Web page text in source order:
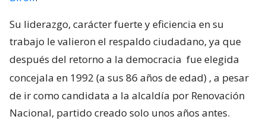
Su liderazgo, carácter fuerte y eficiencia en su
trabajo le valieron el respaldo ciudadano, ya que
después del retorno a la democracia fue elegida
concejala en 1992 (a sus 86 años de edad) , a pesar
de ir como candidata a la alcaldía por Renovación
Nacional, partido creado solo unos años antes.